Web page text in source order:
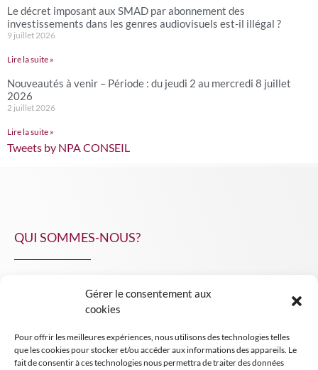
Gérer le consentement aux
cookies
Pour offrir les meilleures expériences, nous utilisons des technologies telles
que les cookies pour stocker et/ou accéder aux informations des appareils. Le
fait de consentir à ces technologies nous permettra de traiter des données
Le décret imposant aux SMAD par abonnement des
investissements dans les genres audiovisuels est-il illégal ?
9 juillet 2026
Lire la suite »
Nouveautés à venir – Période : du jeudi 2 au mercredi 8 juillet
2026
2 juillet 2026
Lire la suite »
Tweets by NPA CONSEIL
QUI SOMMES-NOUS?
INSIGHT NPA